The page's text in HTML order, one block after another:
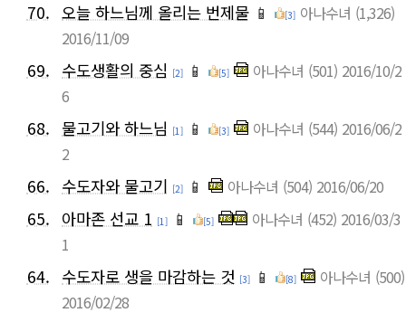
70. 오늘 하느님께 올리는 번제물 📱 [3] 아나수녀 (1,326)
2016/11/09
69. 수도생활의 중심 [2] 📱 [5] 아나수녀 (501) 2016/10/2
6
68. 물고기와 하느님 [1] 📱 [3] 아나수녀 (544) 2016/06/2
2
66. 수도자와 물고기 [2] 📱 아나수녀 (504) 2016/06/20
65. 아마존 선교 1 [1] 📱 [5] 아나수녀 (452) 2016/03/3
1
64. 수도자로 생을 마감하는 것 [3] 📱 [8] 아나수녀 (500)
2016/02/28